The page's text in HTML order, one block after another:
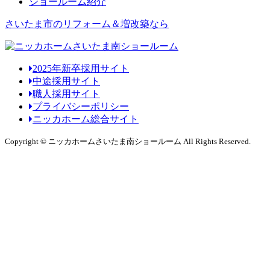
さいたま市のリフォーム＆増改築なら
2025年新卒採用サイト
中途採用サイト
職人採用サイト
プライバシーポリシー
ニッカホーム総合サイト
Copyright © ニッカホームさいたま南ショールーム All Rights Reserved.